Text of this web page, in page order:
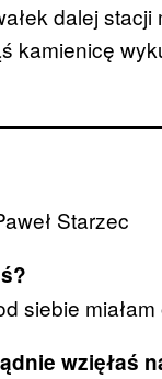
dalej
kamienicę
Starzec
siebie
wzięłaś